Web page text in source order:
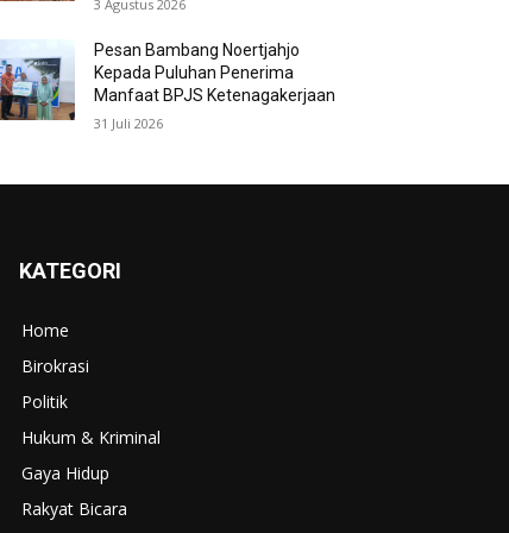
3 Agustus 2026
Pesan Bambang Noertjahjo
Kepada Puluhan Penerima
Manfaat BPJS Ketenagakerjaan
31 Juli 2026
KATEGORI
Home
Birokrasi
Politik
Hukum & Kriminal
Gaya Hidup
Rakyat Bicara